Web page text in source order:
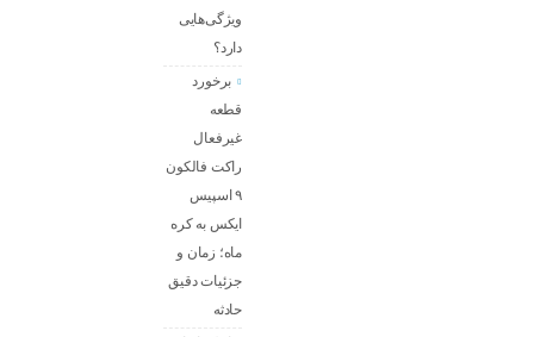
ویژگی‌هایی
دارد؟
برخورد
قطعه
غیرفعال
راکت فالکون
۹ اسپیس
ایکس به کره
ماه؛ زمان و
جزئیات دقیق
حادثه